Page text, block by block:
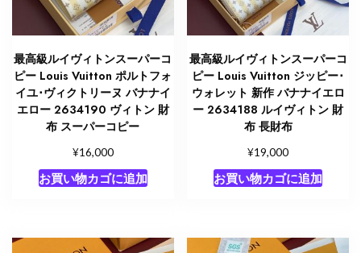
最高級ルイヴィトンスーパーコ
ピー Louis Vuitton ポルトフォ
イユ･ヴィクトリーヌ バナナイ
エロー 2634190 ヴィトン 財
布 スーパーコピー
¥16,000
お買い物カゴに追加
最高級ルイヴィトンスーパーコ
ピー Louis Vuitton ジッピー･
ウォレット 新作 バナナイエロ
ー 2634188 ルイヴィトン 財
布 長財布
¥19,000
お買い物カゴに追加